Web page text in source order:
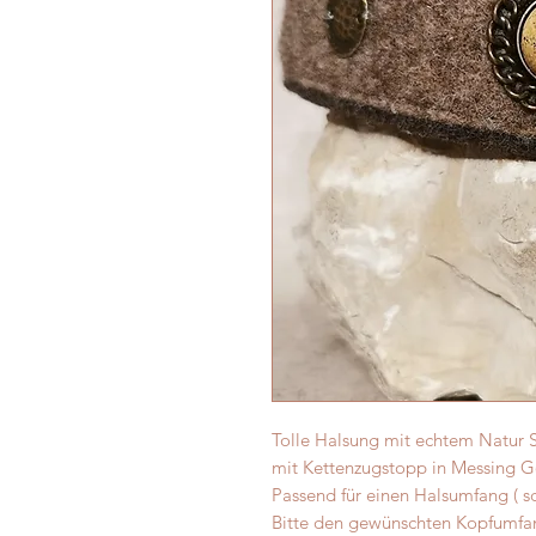
Tolle Halsung mit echtem Natur
mit Kettenzugstopp in Messing
Passend für einen Halsumfang (
Bitte den gewünschten